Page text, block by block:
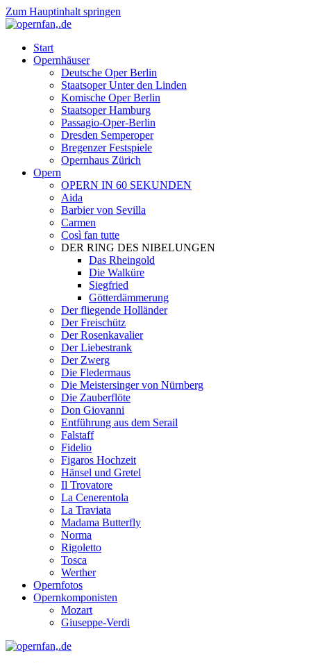
Zum Hauptinhalt springen
Start
Opernhäuser
Deutsche Oper Berlin
Staatsoper Unter den Linden
Komische Oper Berlin
Staatsoper Hamburg
Passagio-Oper-Berlin
Dresden Semperoper
Bregenzer Festspiele
Opernhaus Zürich
Opern
OPERN IN 60 SEKUNDEN
Aida
Barbier von Sevilla
Carmen
Così fan tutte
DER RING DES NIBELUNGEN
Das Rheingold
Die Walküre
Siegfried
Götterdämmerung
Der fliegende Holländer
Der Freischütz
Der Rosenkavalier
Der Liebestrank
Der Zwerg
Die Fledermaus
Die Meistersinger von Nürnberg
Die Zauberflöte
Don Giovanni
Entführung aus dem Serail
Falstaff
Fidelio
Figaros Hochzeit
Hänsel und Gretel
Il Trovatore
La Cenerentola
La Traviata
Madama Butterfly
Norma
Rigoletto
Tosca
Werther
Opernfotos
Opernkomponisten
Mozart
Giuseppe-Verdi